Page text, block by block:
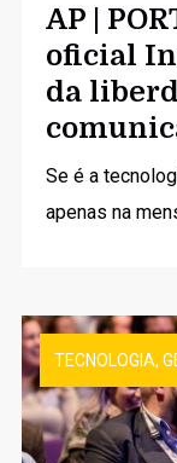
AP |
oficial
da
Se é a
apenas na
TECNOLOGIA,